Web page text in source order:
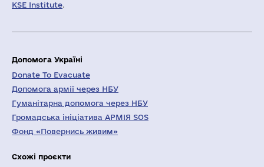
KSE Institute.
Допомога Україні
Donate To Evacuate
Допомога армії через НБУ
Гуманітарна допомога через НБУ
Громадська ініціатива АРМІЯ SOS
Фонд «Повернись живим»
Схожі проєкти